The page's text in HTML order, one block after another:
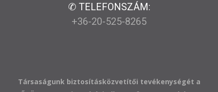
✆ TELEFONSZÁM:
+36-20-525-8265
Társaságunk biztosításközvetítői tevékenységét a